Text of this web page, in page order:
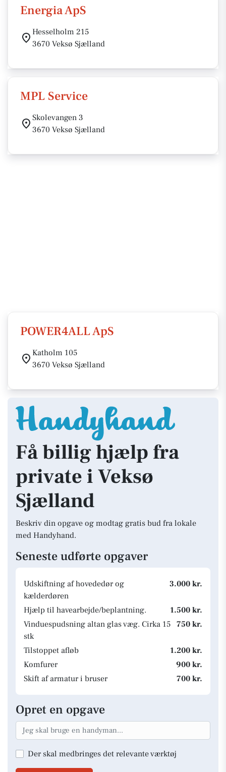
Energia ApS
Hesselholm 215
3670 Veksø Sjælland
MPL Service
Skolevangen 3
3670 Veksø Sjælland
POWER4ALL ApS
Katholm 105
3670 Veksø Sjælland
Få billig hjælp fra
private i Veksø
Sjælland
Beskriv din opgave og modtag gratis bud fra lokale
med Handyhand.
Seneste udførte opgaver
Udskiftning af hovededør og
kælderdøren
3.000 kr.
Hjælp til havearbejde/beplantning.
1.500 kr.
Vinduespudsning altan glas væg. Cirka 15
stk
750 kr.
Tilstoppet afløb
1.200 kr.
Komfurer
900 kr.
Skift af armatur i bruser
700 kr.
Opret en opgave
Der skal medbringes det relevante værktøj